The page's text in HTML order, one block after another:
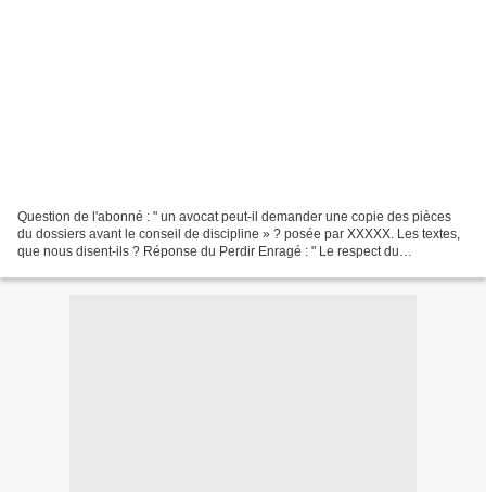
Question de l'abonné : " un avocat peut-il demander une copie des pièces
du dossiers avant le conseil de discipline » ? posée par XXXXX. Les textes,
que nous disent-ils ? Réponse du Perdir Enragé : " Le respect du